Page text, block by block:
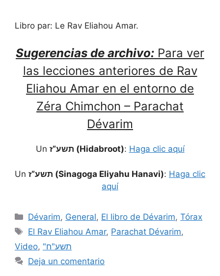
Libro par: Le Rav Eliahou Amar.
Sugerencias de archivo: Para ver
las lecciones anteriores de Rav
Eliahou Amar en el entorno de
Zéra Chimchon – Parachat
Dévarim
Un תשע”ז (Hidabroot): Haga clic aquí
Un תשע”ז (Sinagoga Eliyahu Hanavi): Haga clic
aquí
Dévarim, General, El libro de Dévarim,Tórax
El Rav Eliahou Amar, Parachat Dévarim,
Video,
"תשע"ח
Deja un comentario